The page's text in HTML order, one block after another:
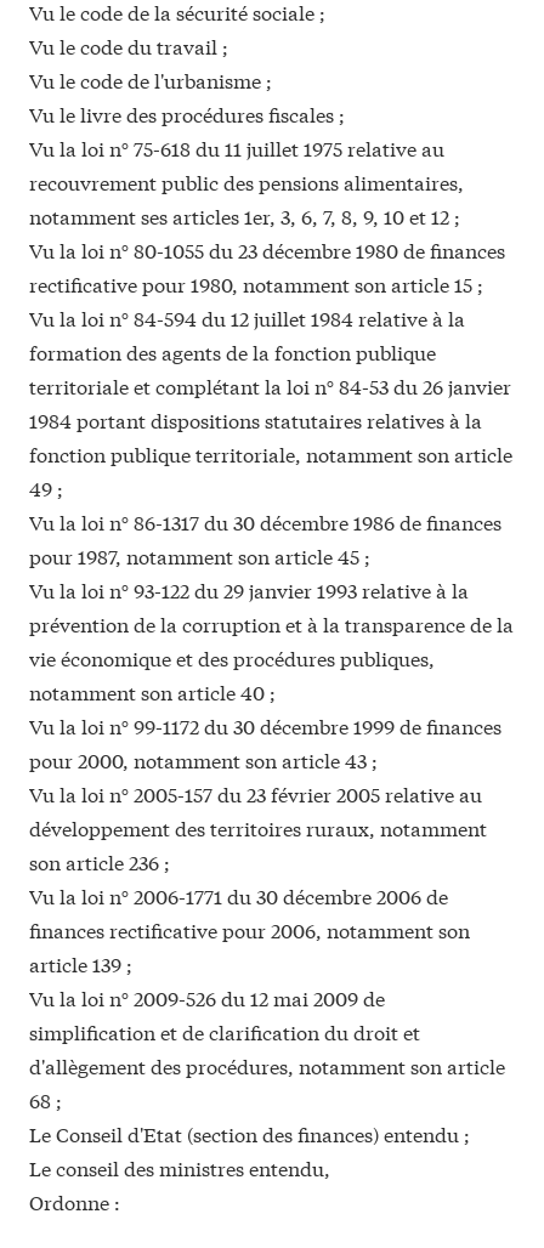
Vu le code de la sécurité sociale ;
Vu le code du travail ;
Vu le code de l'urbanisme ;
Vu le livre des procédures fiscales ;
Vu la loi n° 75-618 du 11 juillet 1975 relative au
recouvrement public des pensions alimentaires,
notamment ses articles 1er, 3, 6, 7, 8, 9, 10 et 12 ;
Vu la loi n° 80-1055 du 23 décembre 1980 de finances
rectificative pour 1980, notamment son article 15 ;
Vu la loi n° 84-594 du 12 juillet 1984 relative à la
formation des agents de la fonction publique
territoriale et complétant la loi n° 84-53 du 26 janvier
1984 portant dispositions statutaires relatives à la
fonction publique territoriale, notamment son article
49 ;
Vu la loi n° 86-1317 du 30 décembre 1986 de finances
pour 1987, notamment son article 45 ;
Vu la loi n° 93-122 du 29 janvier 1993 relative à la
prévention de la corruption et à la transparence de la
vie économique et des procédures publiques,
notamment son article 40 ;
Vu la loi n° 99-1172 du 30 décembre 1999 de finances
pour 2000, notamment son article 43 ;
Vu la loi n° 2005-157 du 23 février 2005 relative au
développement des territoires ruraux, notamment
son article 236 ;
Vu la loi n° 2006-1771 du 30 décembre 2006 de
finances rectificative pour 2006, notamment son
article 139 ;
Vu la loi n° 2009-526 du 12 mai 2009 de
simplification et de clarification du droit et
d'allègement des procédures, notamment son article
68 ;
Le Conseil d'Etat (section des finances) entendu ;
Le conseil des ministres entendu,
Ordonne :